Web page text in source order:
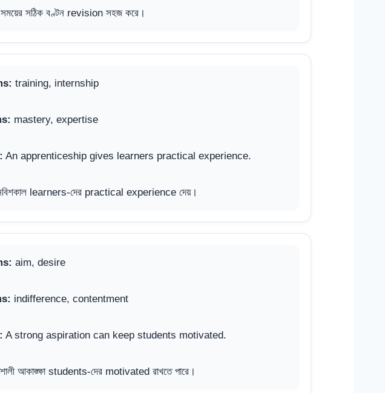
সময়ের সঠিক বণ্টন revision সহজ করে।
training, internship
mastery, expertise
An apprenticeship gives learners practical experience.
learners-দের practical experience দেয়।
aim, desire
indifference, contentment
A strong aspiration can keep students motivated.
আকাঙ্ক্ষা students-দের motivated রাখতে পারে।